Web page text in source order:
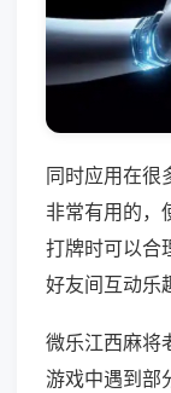
同时应用在很
非常有用的，
打牌时可以合
好友间互动乐
微乐江西麻将
游戏中遇到部